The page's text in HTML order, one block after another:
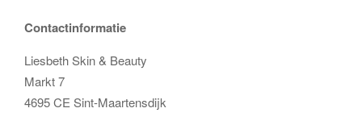
Contactinformatie
Liesbeth Skin & Beauty
Markt 7
4695 CE Sint-Maartensdijk